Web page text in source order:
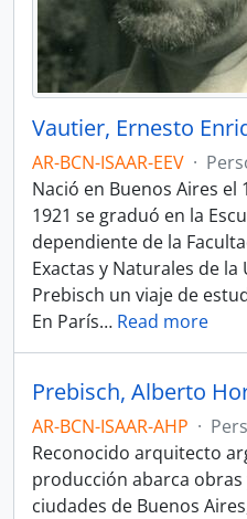
Vautier, Ernesto
AR-BCN-ISAAR-EEV ·
Nació en Buenos Aires el
1921 se graduó en la
dependiente de la
Exactas y Naturales de la
Prebisch un viaje de
En París… Read more
Prebisch, Alberto
AR-BCN-ISAAR-AHP ·
Reconocido arquitecto
producción abarca
ciudades de Buenos